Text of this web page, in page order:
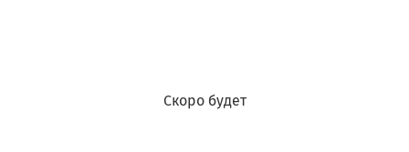
Скоро будет